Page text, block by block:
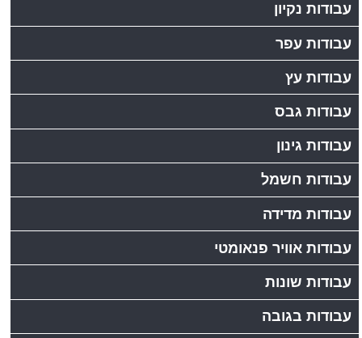
עבודות נקיון
עבודות עפר
עבודות עץ
עבודות גבס
עבודות גינון
עבודות חשמל
עבודות מדידה
עבודות אוויר פנאומטי
עבודות שונות
עבודות בגובה